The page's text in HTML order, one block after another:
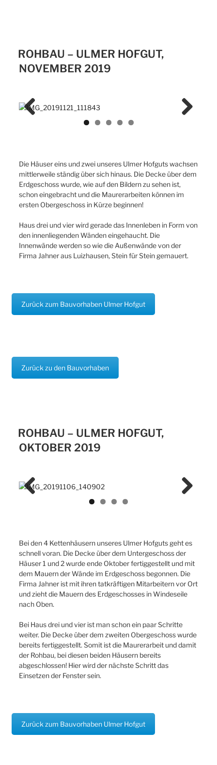
ROHBAU – ULMER HOFGUT,
NOVEMBER 2019
Die Häuser eins und zwei unseres Ulmer Hofguts wachsen
mittlerweile ständig über sich hinaus. Die Decke über dem
Erdgeschoss wurde, wie auf den Bildern zu sehen ist,
schon eingebracht und die Maurerarbeiten können im
ersten Obergeschoss in Kürze beginnen!
Haus drei und vier wird gerade das Innenleben in Form von
den innenliegenden Wänden eingehaucht. Die
Innenwände werden so wie die Außenwände von der
Firma Jahner aus Luizhausen, Stein für Stein gemauert.
Zurück zum Bauvorhaben Ulmer Hofgut
Zurück zu den Bauvorhaben
ROHBAU – ULMER HOFGUT,
OKTOBER 2019
Bei den 4 Kettenhäusern unseres Ulmer Hofguts geht es
schnell voran. Die Decke über dem Untergeschoss der
Häuser 1 und 2 wurde ende Oktober fertiggestellt und mit
dem Mauern der Wände im Erdgeschoss begonnen. Die
Firma Jahner ist mit ihren tatkräftigen Mitarbeitern vor Ort
und zieht die Mauern des Erdgeschosses in Windeseile
nach Oben.
Bei Haus drei und vier ist man schon ein paar Schritte
weiter. Die Decke über dem zweiten Obergeschoss wurde
bereits fertiggestellt. Somit ist die Maurerarbeit und damit
der Rohbau, bei diesen beiden Häusern bereits
abgeschlossen! Hier wird der nächste Schritt das
Einsetzen der Fenster sein.
Zurück zum Bauvorhaben Ulmer Hofgut